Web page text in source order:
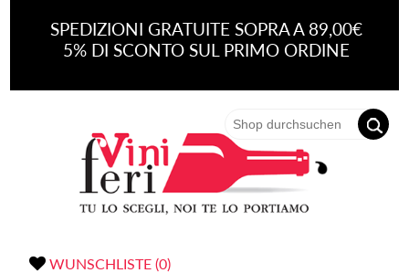
SPEDIZIONI GRATUITE SOPRA A 89,00€
5% DI SCONTO SUL PRIMO ORDINE
WUNSCHLISTE (0)